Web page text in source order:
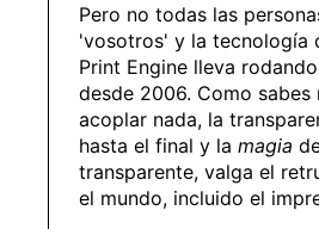
Pero no todas las
'vosotros' y la tecnología
Print Engine lleva
desde 2006. Como sabes
acoplar nada, la
hasta el final y la magia
transparente, valga el
el mundo, incluido el